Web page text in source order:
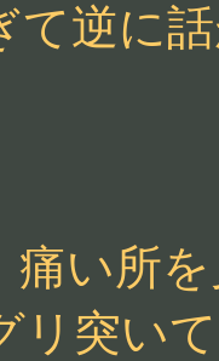
て逆に
痛い所
リ突い